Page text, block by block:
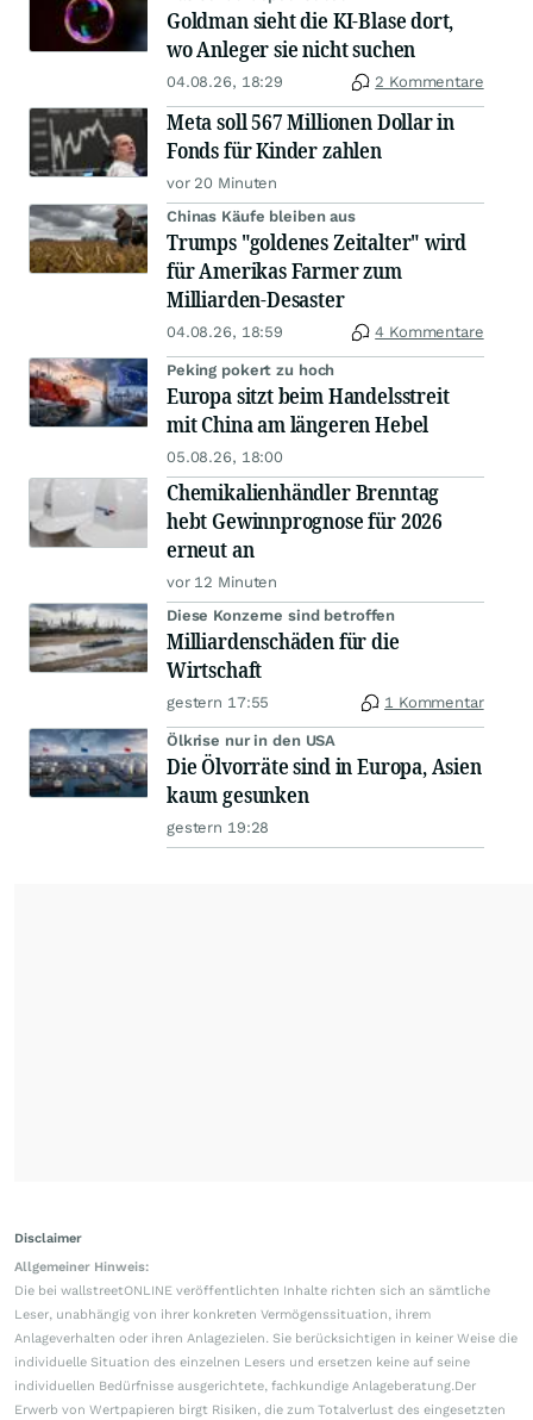
Goldman sieht die KI-Blase dort,
wo Anleger sie nicht suchen
04.08.26, 18:29 2 Kommentare
Meta soll 567 Millionen Dollar in
Fonds für Kinder zahlen
vor 20 Minuten
Chinas Käufe bleiben aus
Trumps "goldenes Zeitalter" wird
für Amerikas Farmer zum
Milliarden-Desaster
04.08.26, 18:59 4 Kommentare
Peking pokert zu hoch
Europa sitzt beim Handelsstreit
mit China am längeren Hebel
05.08.26, 18:00
Chemikalienhändler Brenntag
hebt Gewinnprognose für 2026
erneut an
vor 12 Minuten
Diese Konzerne sind betroffen
Milliardenschäden für die
Wirtschaft
gestern 17:55 1 Kommentar
Ölkrise nur in den USA
Die Ölvorräte sind in Europa, Asien
kaum gesunken
gestern 19:28
Disclaimer
Allgemeiner Hinweis:
Die bei wallstreetONLINE veröffentlichten Inhalte richten sich an sämtliche
Leser, unabhängig von ihrer konkreten Vermögenssituation, ihrem
Anlageverhalten oder ihren Anlagezielen. Sie berücksichtigen in keiner Weise die
individuelle Situation des einzelnen Lesers und ersetzen keine auf seine
individuellen Bedürfnisse ausgerichtete, fachkundige Anlageberatung.Der
Erwerb von Wertpapieren birgt Risiken, die zum Totalverlust des eingesetzten